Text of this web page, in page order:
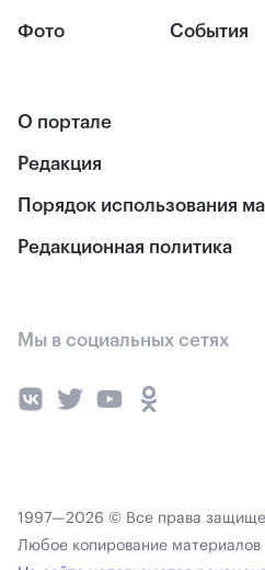
Фото События
О портале
Редакция
Порядок использования
Редакционная политика
Мы в социальных сетях
1997—2026 © Все права
Любое копирование материалов